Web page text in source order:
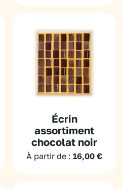
Écrin
assortiment
chocolat noir
À partir de : 16,00 €